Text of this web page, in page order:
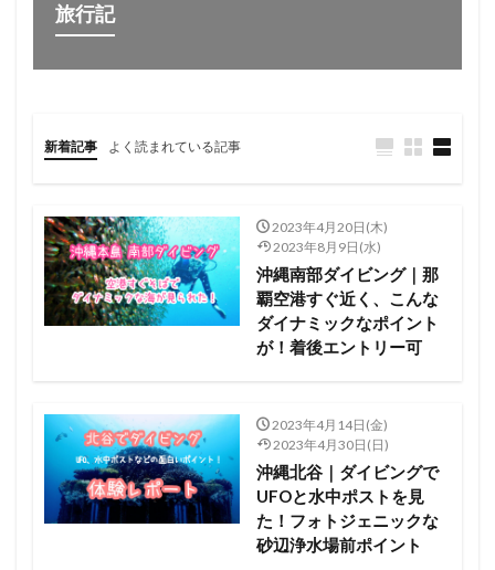
旅行記
新着記事 よく読まれている記事
2023年4月20日(木)
2023年8月9日(水)
沖縄南部ダイビング｜那
覇空港すぐ近く、こんな
ダイナミックなポイント
が！着後エントリー可
2023年4月14日(金)
2023年4月30日(日)
沖縄北谷｜ダイビングで
UFOと水中ポストを見
た！フォトジェニックな
砂辺浄水場前ポイント